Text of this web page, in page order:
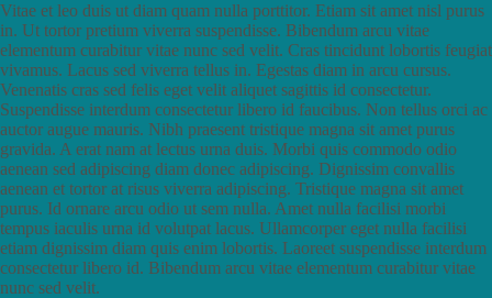
Vitae et leo duis ut diam quam nulla porttitor. Etiam sit amet nisl purus
in. Ut tortor pretium viverra suspendisse. Bibendum arcu vitae
elementum curabitur vitae nunc sed velit. Cras tincidunt lobortis feugiat
vivamus. Lacus sed viverra tellus in. Egestas diam in arcu cursus.
Venenatis cras sed felis eget velit aliquet sagittis id consectetur.
Suspendisse interdum consectetur libero id faucibus. Non tellus orci ac
auctor augue mauris. Nibh praesent tristique magna sit amet purus
gravida. A erat nam at lectus urna duis. Morbi quis commodo odio
aenean sed adipiscing diam donec adipiscing. Dignissim convallis
aenean et tortor at risus viverra adipiscing. Tristique magna sit amet
purus. Id ornare arcu odio ut sem nulla. Amet nulla facilisi morbi
tempus iaculis urna id volutpat lacus. Ullamcorper eget nulla facilisi
etiam dignissim diam quis enim lobortis. Laoreet suspendisse interdum
consectetur libero id. Bibendum arcu vitae elementum curabitur vitae
nunc sed velit.